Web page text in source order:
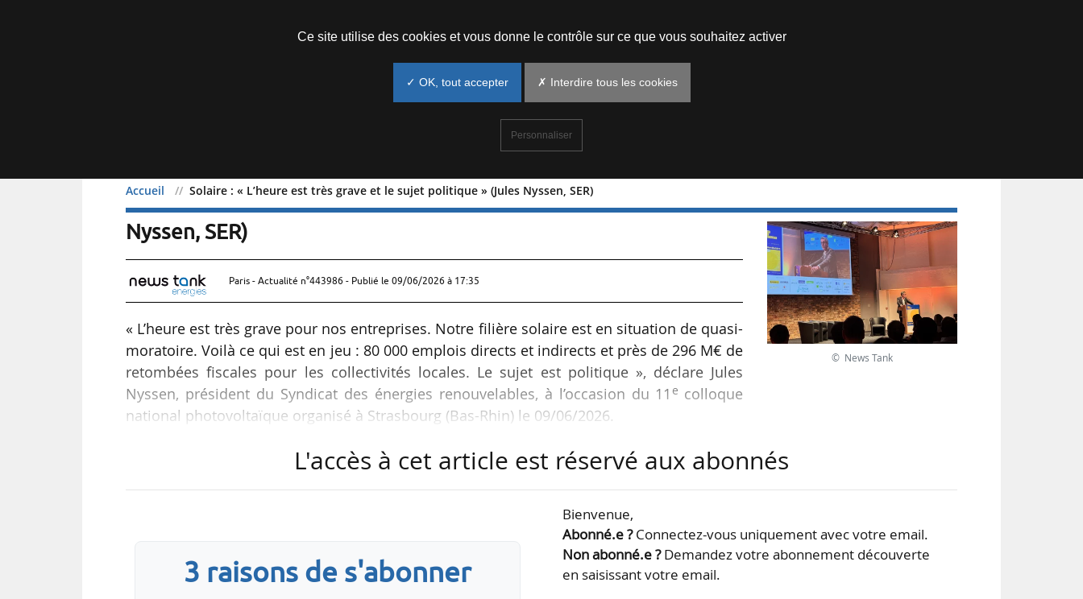
Accueil Solaire : « L’heure est très grave et le sujet politique » (Jules Nyssen, SER)
Solaire : « L’heure est très grave et le sujet politique » (Jules
Nyssen, SER)
Paris - Actualité n°443986 - Publié le 09/06/2026 à 17:35
« L’heure est très grave pour nos entreprises. Notre filière solaire est en situation de quasi-
moratoire. Voilà ce qui est en jeu : 80 000 emplois directs et indirects et près de 296 M€ de
retombées fiscales pour les collectivités locales. Le sujet est politique », déclare Jules
Nyssen, président du Syndicat des énergies renouvelables, à l’occasion du 11 e colloque
national photovoltaïque organisé à Strasbourg (Bas-Rhin) le 09/06/2026.
Le SER et Enerplan ont rendez-vous le 17/06/2026 avec le cabinet de Maud Bregeon,
a pas de visibilité sur les AO sur le solaire après l’été 2026. C’est catastrophique…
© News Tank
L'accès à cet article est réservé aux abonnés
3 raisons de s'abonner
Bienvenue,
Abonné.e ?Connectez-vous uniquement avec votre email.
Non abonné.e ?Demandez votre abonnement découverte
en saisissant votre email.
Ce site utilise des cookies et vous donne le contrôle sur ce que vous souhaitez activer
✓ OK, tout accepter ✗ Interdire tous les cookies
Personnaliser